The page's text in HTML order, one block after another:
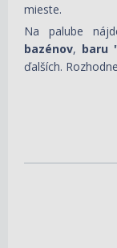
mieste.
Na palube
bazénov, baru
ďalších.